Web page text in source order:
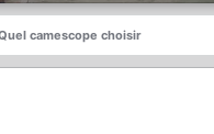
camescope choisir